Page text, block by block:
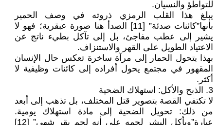
للتواطؤ والنسيان.
يبلغ هذا القلب الرمزي ذروته في وصف الحمير
بأنها”كائنات صدئة” [11] الصدأ هنا صورة عبقرية؛ فهو لا
يشير إلى عطب مفاجئ، بل إلى تآكل بطيء ناتج عن
الاعتياد الطويل على القهر والاستنزاف.
بهذا يتحول الحمار إلى مرآة ساخرة تعكس حال الإنسان
المقهور في مجتمع يحول أفراده إلى كائنات وظيفية لا
أكثر.
3. الذبح والأكل: استهلاك الضحية
لا تكتفي القصة بتصوير قتل المختلف، بل تذهب إلى أبعد
من ذلك: تحويل الضحية إلى مادة استهلاك يومية.
عبارة”ويأكل البشر لحمه على أنه لحم بقر شهي” [12]